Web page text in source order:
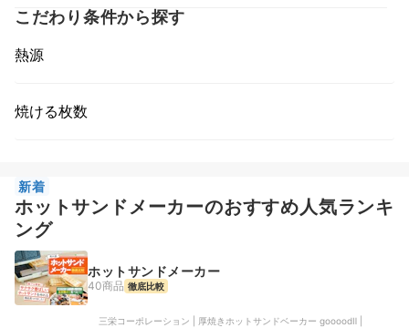
ンナ | ハーフホットサンドメーカー プレート交換式 | K-HS5, タマハ
シ | 着脱式ホットサンド&ワッフルメーカー | MC-812R, アイリスオー
こだわり条件から探す
熱源
焼ける枚数
新着
ホットサンドメーカーのおすすめ人気ランキ
ング
ホットサンドメーカー
40商品 徹底比較
三栄コーポレーション | 厚焼きホットサンドベーカー goooodⅡ |